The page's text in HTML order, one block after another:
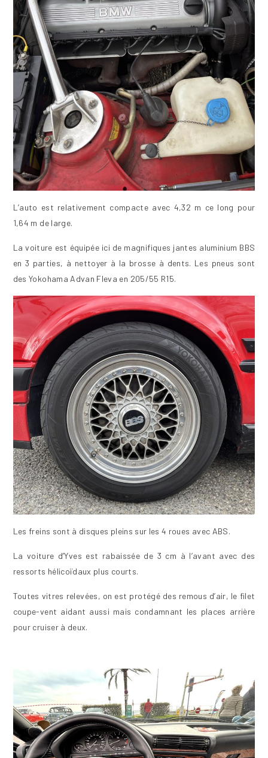
L’auto est relativement compacte avec 4,32 m ce long pour
1,64 m de large.
La voiture est équipée ici de magnifiques jantes aluminium BBS
en 3 parties, à nettoyer à la brosse à dents. Les pneus sont
des Yokohama Advan Fleva en 205/55 R15.
Les freins sont à disques pleins sur les 4 roues avec ABS.
La voiture d’Yves est rabaissée de 3 cm à l’avant avec des
ressorts hélicoïdaux plus courts.
Toutes vitres relevées, on est protégé des remous d’air, le filet
coupe-vent aidant aussi mais condamnant les places arrière
pour cruiser à deux.